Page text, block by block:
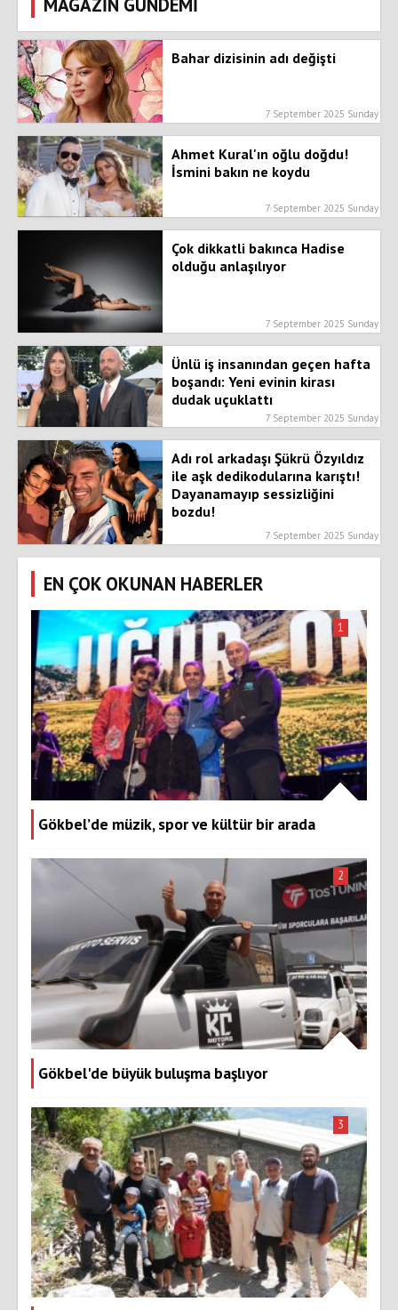
MAGAZİN GÜNDEMİ
Bahar dizisinin adı değişti
7 September 2025 Sunday
Ahmet Kural'ın oğlu doğdu!
İsmini bakın ne koydu
7 September 2025 Sunday
Çok dikkatli bakınca Hadise
olduğu anlaşılıyor
7 September 2025 Sunday
Ünlü iş insanından geçen hafta
boşandı: Yeni evinin kirası
dudak uçuklattı
7 September 2025 Sunday
Adı rol arkadaşı Şükrü Özyıldız
ile aşk dedikodularına karıştı!
Dayanamayıp sessizliğini
bozdu!
7 September 2025 Sunday
EN ÇOK OKUNAN HABERLER
Gökbel’de müzik, spor ve kültür bir arada
1
Gökbel'de büyük buluşma başlıyor
2
3